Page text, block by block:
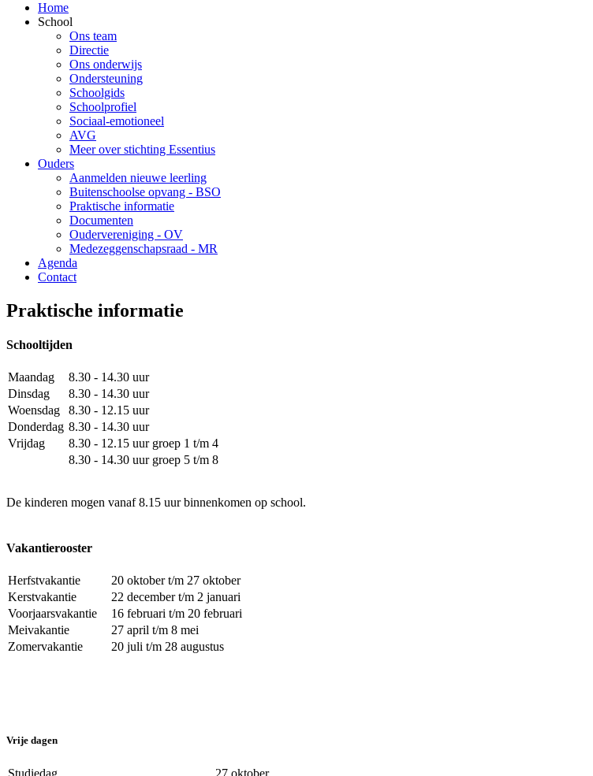
Home
School
Ons team
Directie
Ons onderwijs
Ondersteuning
Schoolgids
Schoolprofiel
Sociaal-emotioneel
AVG
Meer over stichting Essentius
Ouders
Aanmelden nieuwe leerling
Buitenschoolse opvang - BSO
Praktische informatie
Documenten
Oudervereniging - OV
Medezeggenschapsraad - MR
Agenda
Contact
Praktische informatie
Schooltijden
Maandag
8.30 - 14.30 uur
Dinsdag
8.30 - 14.30 uur
Woensdag
8.30 - 12.15 uur
Donderdag 8.30 - 14.30 uur
Vrijdag
8.30 - 12.15 uur groep 1 t/m 4
8.30 - 14.30 uur groep 5 t/m 8
De kinderen mogen vanaf 8.15 uur binnenkomen op school.
Vakantierooster
Herfstvakantie
20 oktober t/m 27 oktober
Kerstvakantie
22 december t/m 2 januari
Voorjaarsvakantie
16 februari t/m 20 februari
Meivakantie
27 april t/m 8 mei
Zomervakantie
20 juli t/m 28 augustus
Vrije dagen
Studiedag
27 oktober